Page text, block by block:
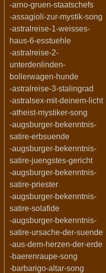
-arno-gruen-staatschefs
-assagioli-zur-mystik-song
-astralreise-1-weisses-
haus-6-esstuehle
-astralreise-2-
unterdenlinden-
bollerwagen-hunde
-astralreise-3-stalingrad
-astralsex-mit-deinem-licht
-atheist-mystiker-song
-augsburger-bekenntnis-
satire-erbsuende
-augsburger-bekenntnis-
satire-juengstes-gericht
-augsburger-bekenntnis-
satire-priester
-augsburger-bekenntnis-
satire-solafide
-augsburger-bekenntnis-
satire-ursache-der-suende
-aus-dem-herzen-der-erde
-baerenraupe-song
-barbarigo-altar-song